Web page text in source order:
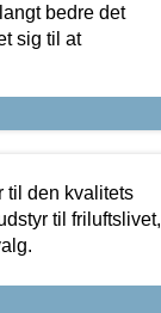
bedre det
sig til at
til den kvalitets
til friluftslivet,